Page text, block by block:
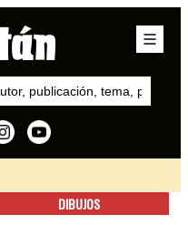
DIBUJOS